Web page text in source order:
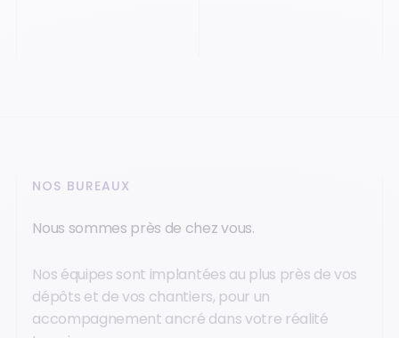
NOS BUREAUX
Nous sommes près de chez vous.
Nos équipes sont implantées au plus près de vos
dépôts et de vos chantiers, pour un
accompagnement ancré dans votre réalité